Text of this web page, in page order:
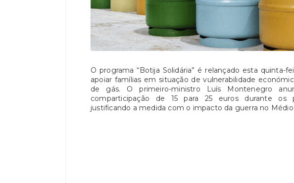
O programa “Botija Solidária” é relançado esta quinta-
apoiar famílias em situação de vulnerabilidade
de gás. O primeiro-ministro Luís Montenegro
comparticipação de 15 para 25 euros durante os
justificando a medida com o impacto da guerra no